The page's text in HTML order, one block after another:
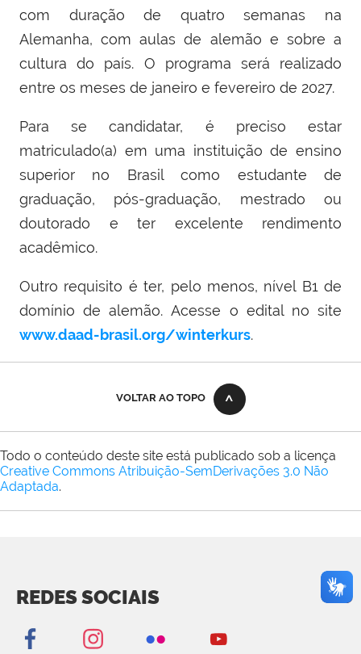
com duração de quatro semanas na
Alemanha, com aulas de alemão e sobre a
cultura do país. O programa será realizado
entre os meses de janeiro e fevereiro de 2027.
Para se candidatar, é preciso estar
matriculado(a) em uma instituição de ensino
superior no Brasil como estudante de
graduação, pós-graduação, mestrado ou
doutorado e ter excelente rendimento
acadêmico.
Outro requisito é ter, pelo menos, nível B1 de
domínio de alemão. Acesse o edital no site
www.daad-brasil.org/winterkurs.
VOLTAR AO TOPO
Todo o conteúdo deste site está publicado sob a licença
Creative Commons Atribuição-SemDerivações 3.0 Não
Adaptada.
REDES SOCIAIS